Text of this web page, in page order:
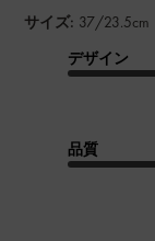
サイズ: 37/23.5cm
デザイン
品質